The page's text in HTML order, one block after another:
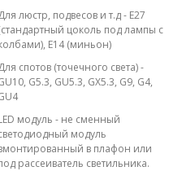
люстр, подвесов и т.д - E27
цоколь под лампы с
E14 (миньон)
спотов (точечного света) -
G5.3, GU5.3, GX5.3, G9, G4,
модуль - не сменный
модуль
в плафон или
рассеиватель светильника.